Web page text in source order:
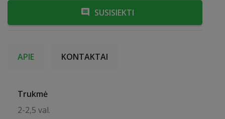
SUSISIEKTI
APIE KONTAKTAI
Trukmė
2-2,5 val.